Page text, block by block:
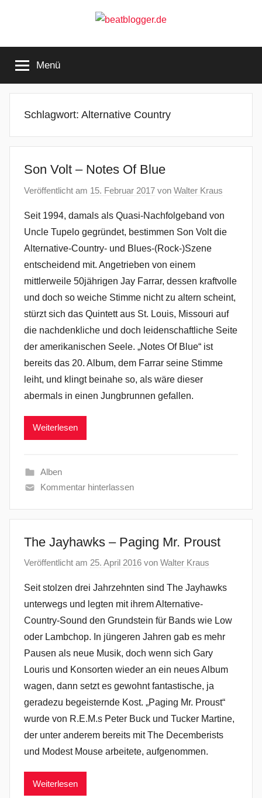
beatblogger.de
the
beat
goes
Menü
Schlagwort: Alternative Country
Son Volt – Notes Of Blue
Veröffentlicht am 15. Februar 2017 von Walter Kraus
Seit 1994, damals als Quasi-Nachfolgeband von
Uncle Tupelo gegründet, bestimmen Son Volt die
Alternative-Country- und Blues-(Rock-)Szene
entscheidend mit. Angetrieben von einem
mittlerweile 50jährigen Jay Farrar, dessen kraftvolle
und doch so weiche Stimme nicht zu altern scheint,
stürzt sich das Quintett aus St. Louis, Missouri auf
die nachdenkliche und doch leidenschaftliche Seite
der amerikanischen Seele. „Notes Of Blue“ ist
bereits das 20. Album, dem Farrar seine Stimme
leiht, und klingt beinahe so, als wäre dieser
abermals in einen Jungbrunnen gefallen.
Weiterlesen
Alben
Kommentar hinterlassen
The Jayhawks – Paging Mr. Proust
Veröffentlicht am 25. April 2016 von Walter Kraus
Seit stolzen drei Jahrzehnten sind The Jayhawks
unterwegs und legten mit ihrem Alternative-
Country-Sound den Grundstein für Bands wie Low
oder Lambchop. In jüngeren Jahren gab es mehr
Pausen als neue Musik, doch wenn sich Gary
Louris und Konsorten wieder an ein neues Album
wagen, dann setzt es gewohnt fantastische, ja
geradezu begeisternde Kost. „Paging Mr. Proust“
wurde von R.E.M.s Peter Buck und Tucker Martine,
der unter anderem bereits mit The Decemberists
und Modest Mouse arbeitete, aufgenommen.
Weiterlesen